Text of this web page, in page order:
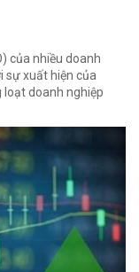
của nhiều doanh
sự xuất hiện của
loạt doanh nghiệp